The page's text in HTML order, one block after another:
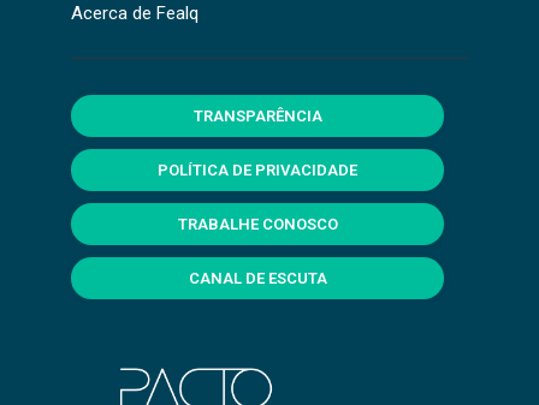
Acerca de Fealq
TRANSPARÊNCIA
POLÍTICA DE PRIVACIDADE
TRABALHE CONOSCO
CANAL DE ESCUTA